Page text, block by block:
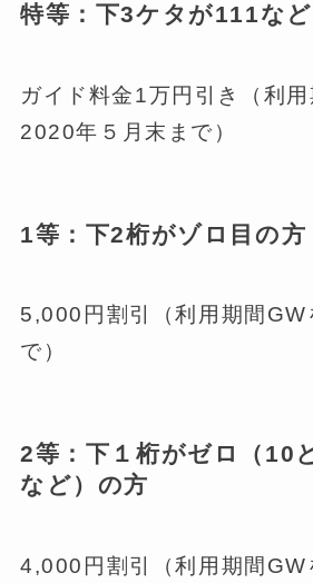
特等：下3ケタが111な
ガイド料金1万円引き（利用
2020年５月末まで）
1等：下2桁がゾロ目の方
5,000円割引（利用期間GW
で）
2等：下１桁がゼロ（10
など）の方
4,000円割引（利用期間GW